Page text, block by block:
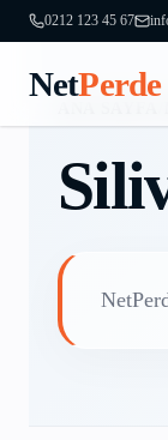
0212 123 45 67
NetPerde